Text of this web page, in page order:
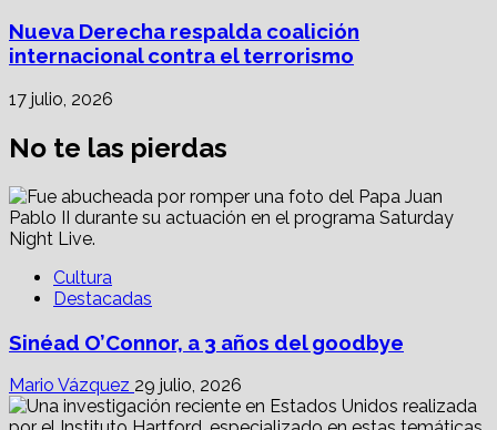
Nueva Derecha respalda coalición
internacional contra el terrorismo
17 julio, 2026
No te las pierdas
Cultura
Destacadas
Sinéad O’Connor, a 3 años del goodbye
Mario Vázquez 29 julio, 2026